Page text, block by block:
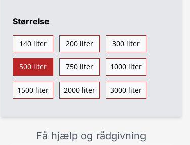
Størrelse
140 liter 200 liter 300 liter
500 liter 750 liter 1000 liter
1500 liter 2000 liter 3000 liter
Få hjælp og rådgivning